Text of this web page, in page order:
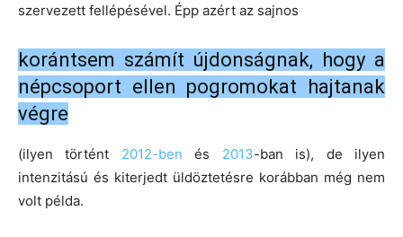
szervezett fellépésével. Épp azért az sajnos
korántsem számít újdonságnak, hogy a
népcsoport ellen pogromokat hajtanak
végre
(ilyen történt 2012-benés 2013-ban is), de ilyen
intenzitású és kiterjedt üldöztetésre korábban még nem
volt példa.